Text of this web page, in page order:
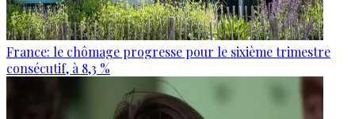
France: le chômage progresse pour le sixième trimestre
consécutif, à 8,3 %